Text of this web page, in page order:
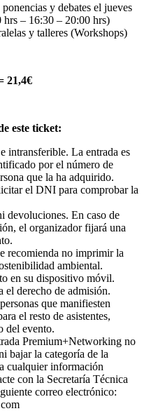
y debates el jueves
– 16:30 – 20:00 hrs)
y talleres (Workshops)
21,4€
este ticket:
intransferible. La entrada es
por el número de
que la ha adquirido.
el DNI para comprobar la
devoluciones. En caso de
el organizador fijará una
recomienda no imprimir la
ambiental.
en su dispositivo móvil.
el derecho de admisión.
que manifiesten
el resto de asistentes,
del evento.
Premium+Networking no
bajar la categoría de la
cualquier información
con la Secretaría Técnica
correo electrónico: